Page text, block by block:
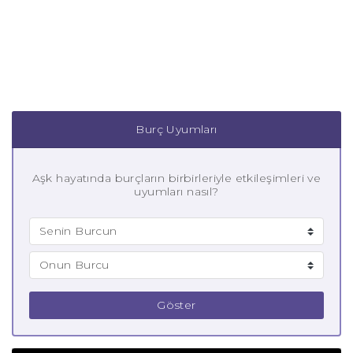
Burç Uyumları
Aşk hayatında burçların birbirleriyle etkileşimleri ve
uyumları nasıl?
Göster